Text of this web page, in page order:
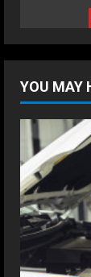
YOU MAY